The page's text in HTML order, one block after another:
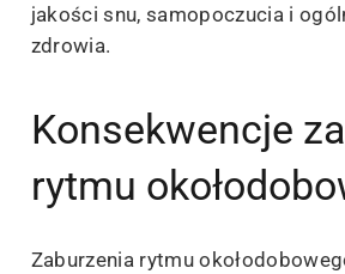
jakości snu, samopoczucia i
zdrowia.
Konsekwencje
rytmu
Zaburzenia rytmu